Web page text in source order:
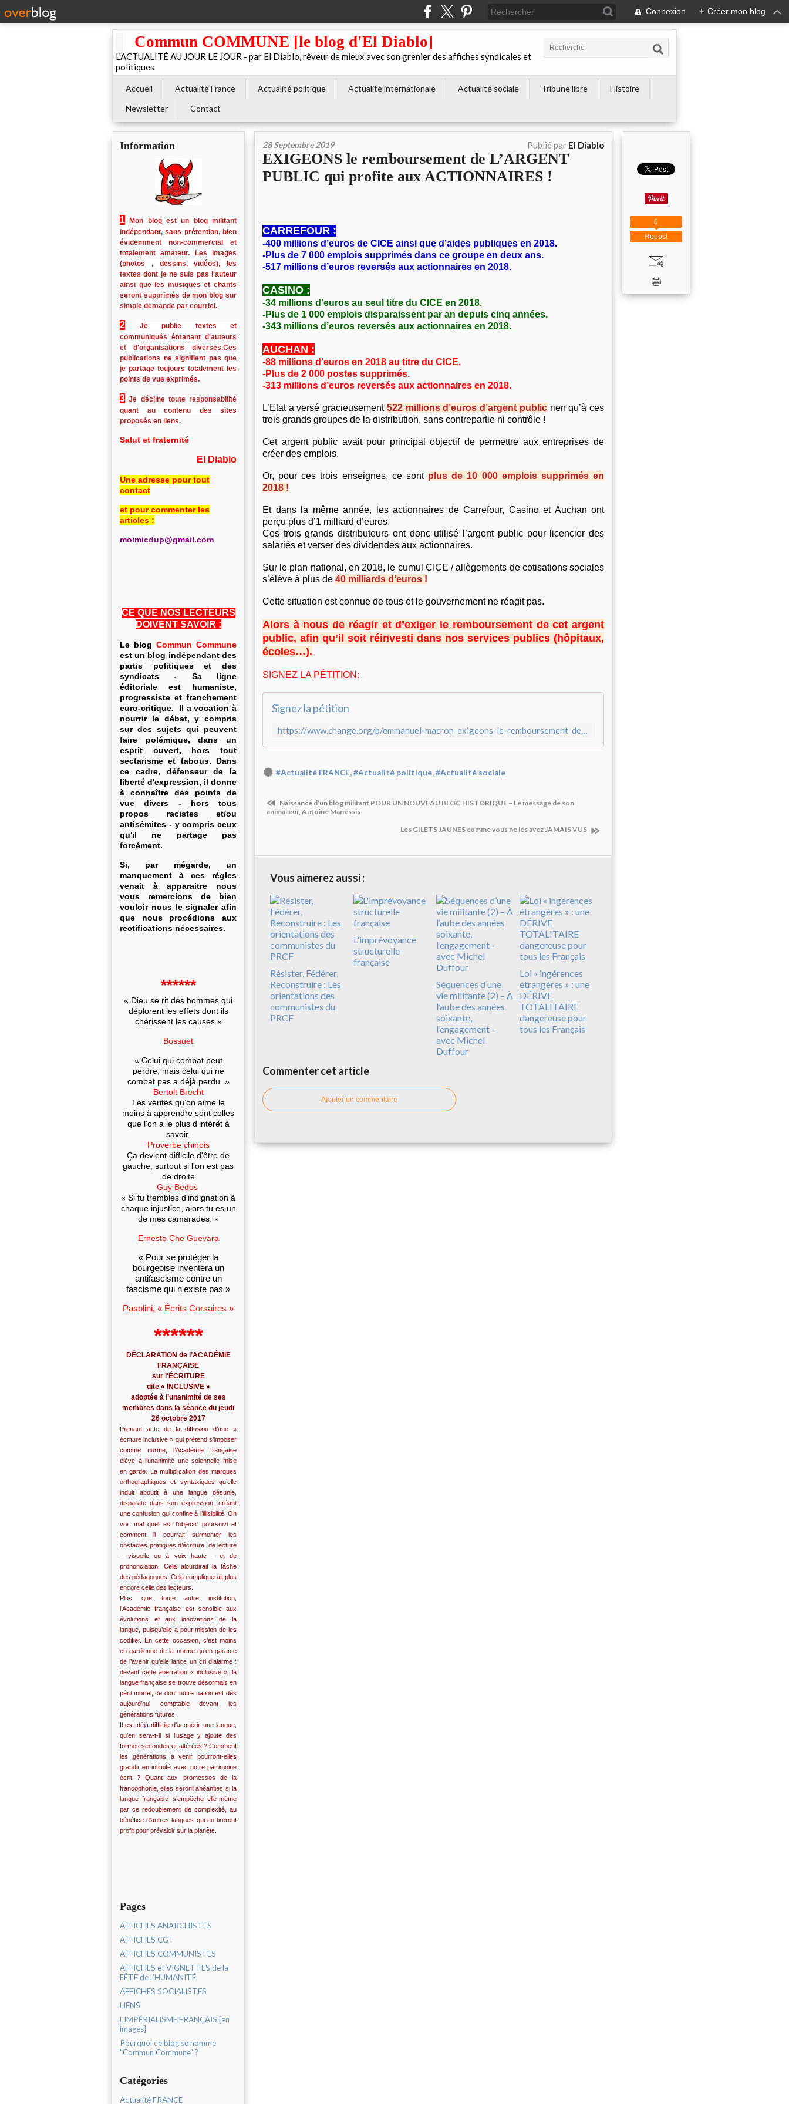
Connexion + Créer mon blog
Commun COMMUNE [le blog d'El Diablo]
L'ACTUALITÉ AU JOUR LE JOUR - par El Diablo, rêveur de mieux avec son grenier des affiches syndicales et
politiques
Accueil Actualité France Actualité politique Actualité internationale Actualité sociale Tribune libre
Histoire
Newsletter
Contact
Information
1
Mon blog est un blog militant
indépendant, sans prétention, bien
évidemment non-commercial et
totalement amateur. Les images
(photos , dessins, vidéos), les
textes dont je ne suis pas l'auteur
ainsi que les musiques et chants
seront supprimés de mon blog sur
simple demande par courriel.
2
Je publie textes et
communiqués émanant d'auteurs
et d'organisations diverses.Ces
publications ne signifient pas que
je partage toujours totalement les
points de vue exprimés.
3 Je décline toute responsabilité
quant au contenu des sites
proposés en liens.
Salut et fraternité
El Diablo
Une adresse pour tout
contact
et pour commenter les
articles :
moimicdup@gmail.com
CE QUE NOS LECTEURS
DOIVENT SAVOIR :
Le blog Commun Commune
est un blog indépendant des
partis politiques et des
syndicats - Sa ligne
éditoriale est humaniste,
progressiste et franchement
euro-critique. Il a vocation à
nourrir le débat, y compris
sur des sujets qui peuvent
faire polémique, dans un
esprit ouvert, hors tout
sectarisme et tabous. Dans
ce cadre, défenseur de la
liberté d'expression, il donne
à connaître des points de
vue divers - hors tous
propos racistes et/ou
antisémites - y compris ceux
qu'il ne partage pas
forcément.
Si, par mégarde, un
manquement à ces règles
venait à apparaitre nous
vous remercions de bien
vouloir nous le signaler afin
que nous procédions aux
rectifications nécessaires.
******
« Dieu se rit des hommes qui
déplorent les effets dont ils
chérissent les causes »
Bossuet
« Celui qui combat peut
perdre, mais celui qui ne
combat pas a déjà perdu. »
Bertolt Brecht
Les vérités qu’on aime le
moins à apprendre sont celles
que l’on a le plus d’intérêt à
savoir.
Proverbe chinois
Ça devient difficile d'être de
gauche, surtout si l'on est pas
de droite
Guy Bedos
« Si tu trembles d'indignation à
chaque injustice, alors tu es un
de mes camarades. »
Ernesto Che Guevara
« Pour se protéger la
bourgeoise inventera un
antifascisme contre un
fascisme qui n'existe pas »
Pasolini, « Écrits Corsaires »
******
DÉCLARATION de l’ACADÉMIE
FRANÇAISE
sur l'ÉCRITURE
dite « INCLUSIVE »
adoptée à l’unanimité de ses
membres dans la séance du jeudi
26 octobre 2017
Prenant acte de la diffusion d’une «
écriture inclusive » qui prétend s’imposer
comme norme, l’Académie française
élève à l’unanimité une solennelle mise
en garde. La multiplication des marques
orthographiques et syntaxiques qu’elle
induit aboutit à une langue désunie,
disparate dans son expression, créant
une confusion qui confine à l’illisibilité. On
voit mal quel est l’objectif poursuivi et
comment il pourrait surmonter les
obstacles pratiques d’écriture, de lecture
– visuelle ou à voix haute – et de
prononciation. Cela alourdirait la tâche
des pédagogues. Cela compliquerait plus
encore celle des lecteurs.
Plus que toute autre institution,
l’Académie française est sensible aux
évolutions et aux innovations de la
langue, puisqu’elle a pour mission de les
codifier. En cette occasion, c’est moins
en gardienne de la norme qu’en garante
de l’avenir qu’elle lance un cri d’alarme :
devant cette aberration « inclusive », la
langue française se trouve désormais en
péril mortel, ce dont notre nation est dès
aujourd’hui comptable devant les
générations futures.
Il est déjà difficile d’acquérir une langue,
qu’en sera-t-il si l’usage y ajoute des
formes secondes et altérées ? Comment
les générations à venir pourront-elles
grandir en intimité avec notre patrimoine
écrit ? Quant aux promesses de la
francophonie, elles seront anéanties si la
langue française s’empêche elle-même
par ce redoublement de complexité, au
bénéfice d’autres langues qui en tireront
profit pour prévaloir sur la planète.
Pages
AFFICHES ANARCHISTES
AFFICHES CGT
AFFICHES COMMUNISTES
AFFICHES et VIGNETTES de la
FÊTE de L'HUMANITÉ
AFFICHES SOCIALISTES
LIENS
L'IMPÉRIALISME FRANÇAIS [en
images]
Pourquoi ce blog se nomme
"Commun Commune" ?
Catégories
Actualité FRANCE
28 Septembre 2019 Publié par El Diablo
EXIGEONS le remboursement de L’ARGENT
PUBLIC qui profite aux ACTIONNAIRES !
CARREFOUR :
-400 millions d’euros de CICE ainsi que d’aides publiques en 2018.
-Plus de 7 000 emplois supprimés dans ce groupe en deux ans.
-517 millions d’euros reversés aux actionnaires en 2018.
CASINO :
-34 millions d’euros au seul titre du CICE en 2018.
-Plus de 1 000 emplois disparaissent par an depuis cinq années.
-343 millions d’euros reversés aux actionnaires en 2018.
AUCHAN :
-88 millions d’euros en 2018 au titre du CICE.
-Plus de 2 000 postes supprimés.
-313 millions d’euros reversés aux actionnaires en 2018.
L’Etat a versé gracieusement 522 millions d’euros d’argent publicrien qu’à ces
trois grands groupes de la distribution, sans contrepartie ni contrôle !
Cet argent public avait pour principal objectif de permettre aux entreprises de
créer des emplois.
Or, pour ces trois enseignes, ce sont plus de 10 000 emplois supprimés en
2018 !
Et dans la même année, les actionnaires de Carrefour, Casino et Auchan ont
perçu plus d’1 milliard d’euros.
Ces trois grands distributeurs ont donc utilisé l’argent public pour licencier des
salariés et verser des dividendes aux actionnaires.
Sur le plan national, en 2018, le cumul CICE / allègements de cotisations sociales
s’élève à plus de 40 milliards d’euros !
Cette situation est connue de tous et le gouvernement ne réagit pas.
Alors à nous de réagir et d’exiger le remboursement de cet argent
public, afin qu’il soit réinvesti dans nos services publics (hôpitaux,
écoles…).
SIGNEZ LA PÉTITION:
Signez la pétition
https://www.change.org/p/emmanuel-macron-exigeons-le-remboursement-de-l-argent-public-qui-profite-aux-actionnaires-dfc4817e-1eac-48fd-b856-bfbbd65d29f1
#Actualité FRANCE,#Actualité politique,#Actualité sociale
Naissance d’un blog militant POUR UN NOUVEAU BLOC HISTORIQUE – Le message de son
animateur, Antoine Manessis
Les GILETS JAUNES comme vous ne les avez JAMAIS VUS
Vous aimerez aussi :
Résister, Fédérer,
Reconstruire : Les
orientations des
communistes du
PRCF
L'imprévoyance
structurelle
française
Séquences d’une
vie militante (2) – À
l’aube des années
soixante,
l’engagement -
avec Michel
Duffour
Loi « ingérences
étrangères » : une
DÉRIVE
TOTALITAIRE
dangereuse pour
tous les Français
Commenter cet article
Ajouter un commentaire
Repost
0